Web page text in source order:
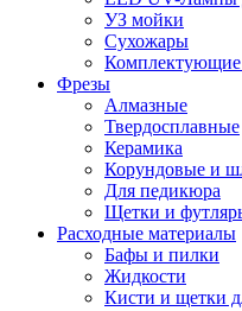
УЗ мойки
Сухожары
Комплектующие
Фрезы
Алмазные
Твердосплавные
Керамика
Корундовые и
Для педикюра
Щетки и
Расходные материалы
Бафы и пилки
Жидкости
Кисти и щетки